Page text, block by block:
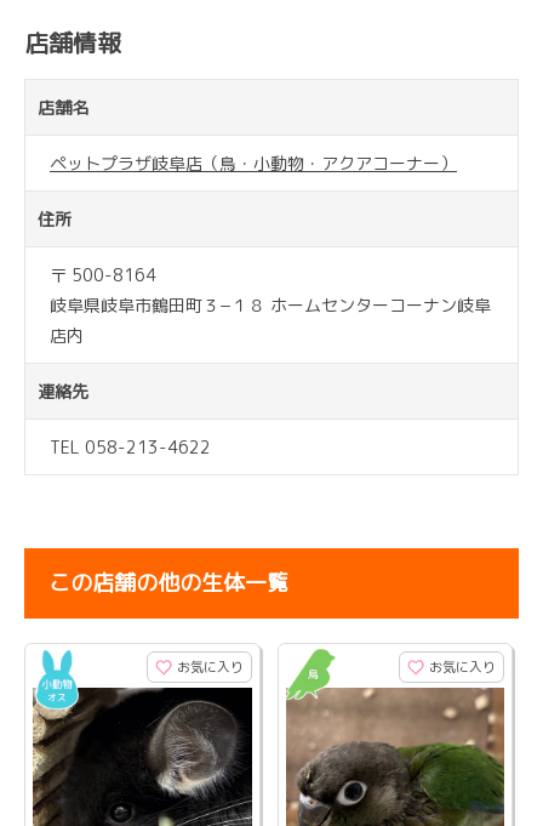
店舗情報
店舗名
ペットプラザ岐阜店（鳥・小動物・アクアコーナー）
住所
〒 500-8164
岐阜県岐阜市鶴田町３−１８ ホームセンターコーナン岐阜
店内
連絡先
TEL 058-213-4622
この店舗の他の生体一覧
お気に入り お気に入り